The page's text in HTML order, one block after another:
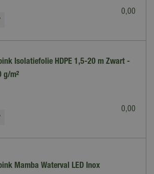
0,00
Isolatiefolie HDPE 1,5-20 m Zwart -
g/m²
0,00
Mamba Waterval LED Inox